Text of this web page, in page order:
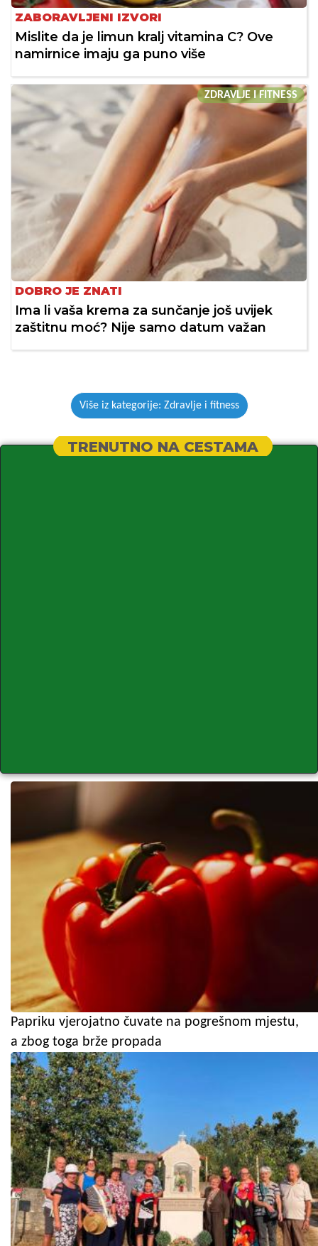
ZABORAVLJENI IZVORI
Mislite da je limun kralj vitamina C? Ove
namirnice imaju ga puno više
ZDRAVLJE I FITNESS
DOBRO JE ZNATI
Ima li vaša krema za sunčanje još uvijek
zaštitnu moć? Nije samo datum važan
Više iz kategorije: Zdravlje i fitness
TRENUTNO NA CESTAMA
Papriku vjerojatno čuvate na pogrešnom mjestu,
a zbog toga brže propada